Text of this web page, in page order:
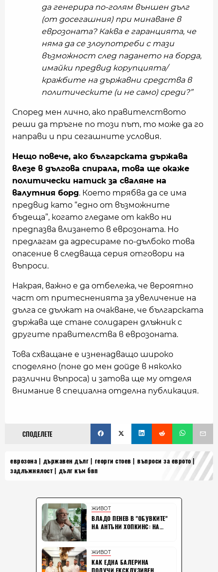
да генерира по-голям външен дълг
(от досегашния) при минаване в
еврозоната? Каква е гаранцията, че
няма да се злоупотреби с тази
възможност след падането на борда,
имайки предвид корупцията/
кражбите на държавни средства в
политическите (и не само) среди?”
Според мен лично, ако правителството
реши да тръгне по този път, то може да го
направи и при сегашните условия.
Нещо повече, ако българската държава
влезе в дългова спирала, това ще окаже
политически натиск за сваляне на
валутния борд. Което трябва да се има
предвид като “едно от възможните
бъдеща”, когато гледаме от какво ни
предпазва влизането в еврозоната. Но
предлагам да адресираме по-дълбоко това
опасение в следваща серия отговори на
въпроси.
Накрая, важно е да отбележа, че вероятно
част от притесненията за увеличение на
дълга се дължат на очакване, че българската
държава ще стане солидарен длъжник с
другите правителства в еврозоната.
Това схващане е изненадващо широко
споделяно (поне до мен дойде в няколко
различни въпроса) и затова ще му отделя
внимание в специална отделна публикация.
СПОДЕЛЕТЕ
еврозона държавен дълг георги стоев
въпроси за еврото
задлъжнялост
дълг към бвп